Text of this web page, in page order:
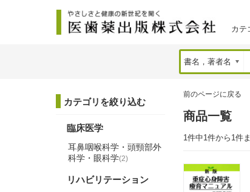
カテ
前のページに戻る
商品一覧
1件中1件から1件
カテゴリを絞り込む
臨床医学
耳鼻咽喉科学・頭頸部外
科学・眼科学(2)
リハビリテーション